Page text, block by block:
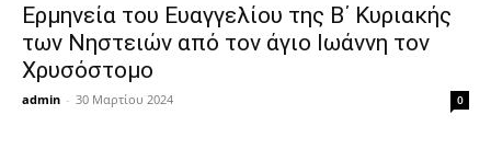
Ερμηνεία του Ευαγγελίου της Β΄ Κυριακής
των Νηστειών από τον άγιο Ιωάννη τον
Χρυσόστομο
admin - 30 Μαρτίου 2024 0